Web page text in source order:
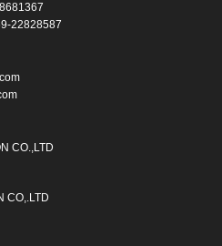
22828587
CO.,LTD
CO,.LTD